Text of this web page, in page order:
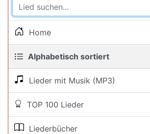
Home
Alphabetisch sortiert
Lieder mit Musik (MP3)
TOP 100 Lieder
Liederbücher